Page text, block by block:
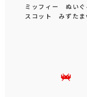
ミッフィー ぬいぐ
スコット みずた